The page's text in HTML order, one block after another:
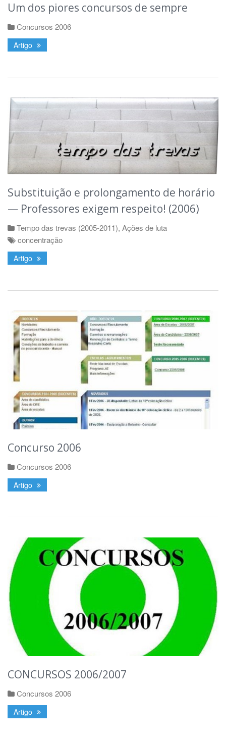
Um dos piores concursos de sempre
Concursos 2006
Artigo
Substituição e prolongamento de horário
— Professores exigem respeito! (2006)
Tempo das trevas (2005-2011), Ações de luta
concentração
Artigo
Concurso 2006
Concursos 2006
Artigo
CONCURSOS 2006/2007
Concursos 2006
Artigo